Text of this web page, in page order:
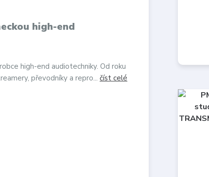
high-end
high-end audiotechniky. Od roku
převodníky a repro... číst celé